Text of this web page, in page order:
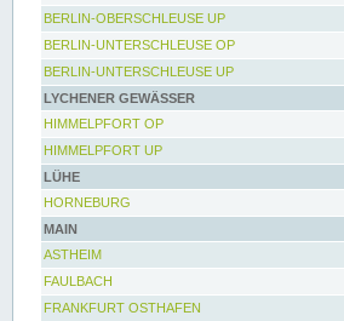
BERLIN-OBERSCHLEUSE UP
BERLIN-UNTERSCHLEUSE OP
BERLIN-UNTERSCHLEUSE UP
LYCHENER GEWÄSSER
HIMMELPFORT OP
HIMMELPFORT UP
LÜHE
HORNEBURG
MAIN
ASTHEIM
FAULBACH
FRANKFURT OSTHAFEN